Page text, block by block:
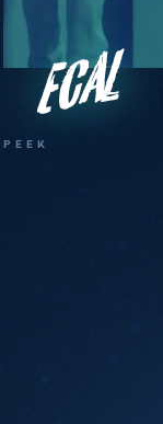
ECAL
PEEK